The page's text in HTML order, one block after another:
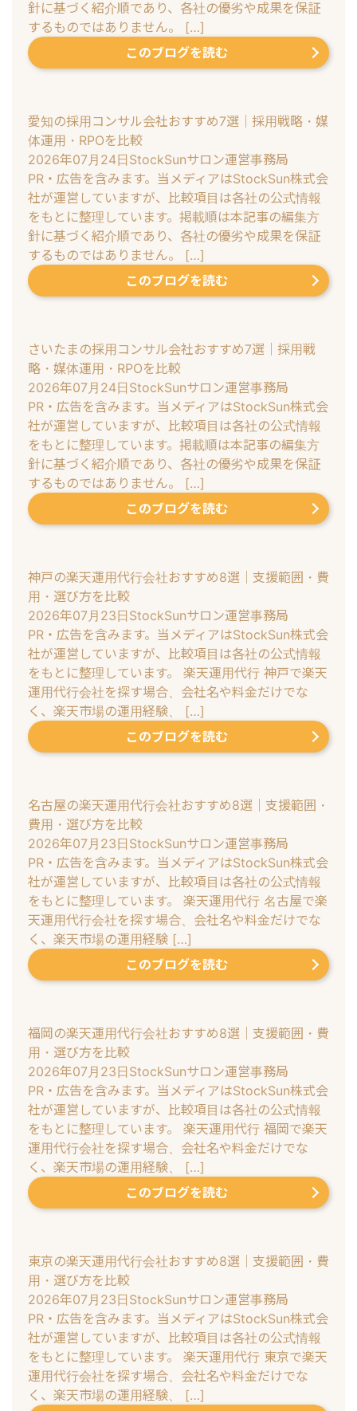
針に基づく紹介順であり、各社の優劣や成果を保証
するものではありません。 […]
このブログを読む
愛知の採用コンサル会社おすすめ7選｜採用戦略・媒
体運用・RPOを比較
2026年07月24日StockSunサロン運営事務局
PR・広告を含みます。当メディアはStockSun株式会
社が運営していますが、比較項目は各社の公式情報
をもとに整理しています。掲載順は本記事の編集方
針に基づく紹介順であり、各社の優劣や成果を保証
するものではありません。 […]
このブログを読む
さいたまの採用コンサル会社おすすめ7選｜採用戦
略・媒体運用・RPOを比較
2026年07月24日StockSunサロン運営事務局
PR・広告を含みます。当メディアはStockSun株式会
社が運営していますが、比較項目は各社の公式情報
をもとに整理しています。掲載順は本記事の編集方
針に基づく紹介順であり、各社の優劣や成果を保証
するものではありません。 […]
このブログを読む
神戸の楽天運用代行会社おすすめ8選｜支援範囲・費
用・選び方を比較
2026年07月23日StockSunサロン運営事務局
PR・広告を含みます。当メディアはStockSun株式会
社が運営していますが、比較項目は各社の公式情報
をもとに整理しています。 楽天運用代行 神戸で楽天
運用代行会社を探す場合、会社名や料金だけでな
く、楽天市場の運用経験、 […]
このブログを読む
名古屋の楽天運用代行会社おすすめ8選｜支援範囲・
費用・選び方を比較
2026年07月23日StockSunサロン運営事務局
PR・広告を含みます。当メディアはStockSun株式会
社が運営していますが、比較項目は各社の公式情報
をもとに整理しています。 楽天運用代行 名古屋で楽
天運用代行会社を探す場合、会社名や料金だけでな
く、楽天市場の運用経験 […]
このブログを読む
福岡の楽天運用代行会社おすすめ8選｜支援範囲・費
用・選び方を比較
2026年07月23日StockSunサロン運営事務局
PR・広告を含みます。当メディアはStockSun株式会
社が運営していますが、比較項目は各社の公式情報
をもとに整理しています。 楽天運用代行 福岡で楽天
運用代行会社を探す場合、会社名や料金だけでな
く、楽天市場の運用経験、 […]
このブログを読む
東京の楽天運用代行会社おすすめ8選｜支援範囲・費
用・選び方を比較
2026年07月23日StockSunサロン運営事務局
PR・広告を含みます。当メディアはStockSun株式会
社が運営していますが、比較項目は各社の公式情報
をもとに整理しています。 楽天運用代行 東京で楽天
運用代行会社を探す場合、会社名や料金だけでな
く、楽天市場の運用経験、 […]